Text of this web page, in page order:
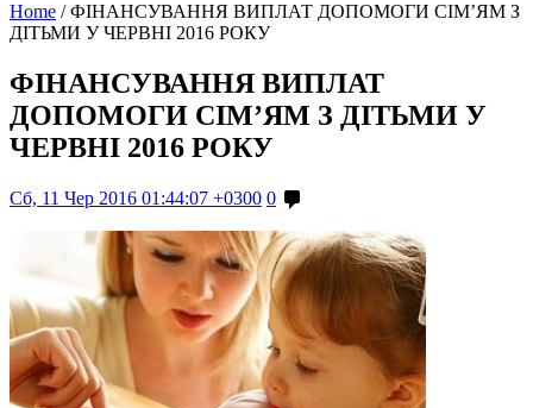
Home / ФІНАНСУВАННЯ ВИПЛАТ ДОПОМОГИ СІМ’ЯМ З
ДІТЬМИ У ЧЕРВНІ 2016 РОКУ
ФІНАНСУВАННЯ ВИПЛАТ
ДОПОМОГИ СІМ’ЯМ З ДІТЬМИ У
ЧЕРВНІ 2016 РОКУ
Сб, 11 Чер 2016 01:44:07 +0300 0